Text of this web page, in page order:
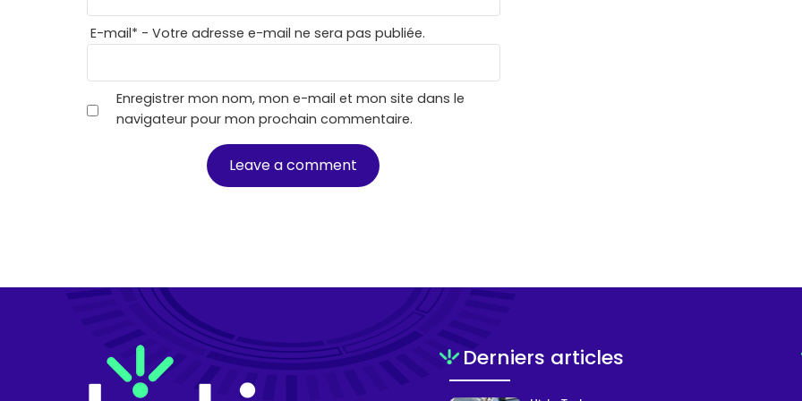
E-mail* - Votre adresse e-mail ne sera pas publiée.
Enregistrer mon nom, mon e-mail et mon site dans le
navigateur pour mon prochain commentaire.
Derniers articles